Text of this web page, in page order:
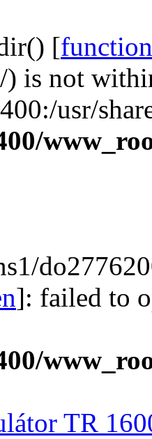
[
is not
usr/
]: failed to
TR